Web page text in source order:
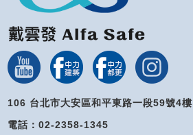
106 台北市大安區和平東路一段59號4樓
電話：02-2358-1345